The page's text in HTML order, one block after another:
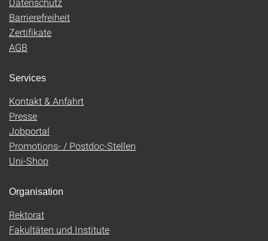
Barrierefreiheit
Zertifikate
AGB
Services
Kontakt & Anfahrt
Presse
Jobportal
Promotions- / Postdoc-Stellen
Uni-Shop
Organisation
Rektorat
Fakultäten und Institute